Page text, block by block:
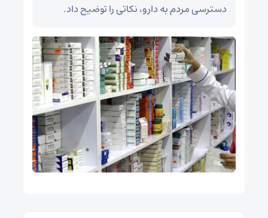
دسترسی مردم به دارو، نکاتی را توضیح داد.